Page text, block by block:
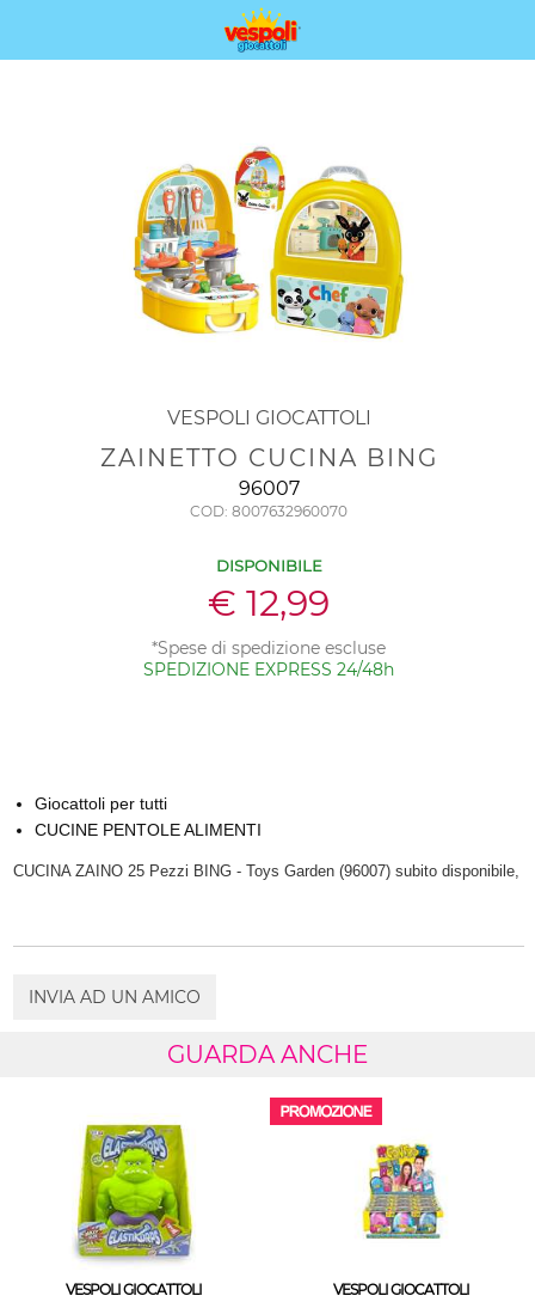
VESPOLI GIOCATTOLI
ZAINETTO CUCINA BING
96007
COD: 8007632960070
DISPONIBILE
€ 12,99
*Spese di spedizione escluse
SPEDIZIONE EXPRESS 24/48h
Giocattoli per tutti
CUCINE PENTOLE ALIMENTI
CUCINA ZAINO 25 Pezzi BING - Toys Garden (96007) subito disponibile,
INVIA AD UN AMICO
GUARDA ANCHE
VESPOLI GIOCATTOLI VESPOLI GIOCATTOLI